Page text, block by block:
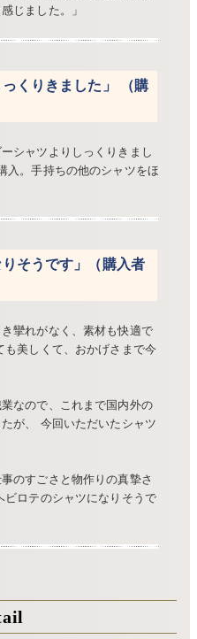
じました。」
くりきました」 （購
シャツよりしっくりきまし
入。手持ちの他のシャツをほ
りそうです」（購入者
攣れがなく、素材も快適で
美しくて、おかげさまで今
なので、これまで国内外の
が、 今回いただいたシャツ
のすごさと物作りの真摯さ
ビロテのシャツになりそうで